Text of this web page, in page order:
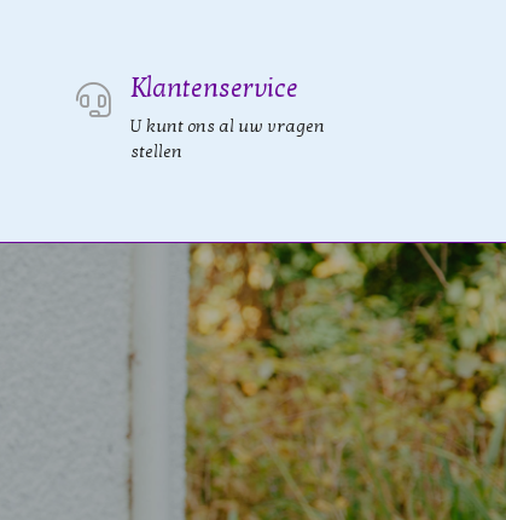
Klantenservice
U kunt ons al uw vragen
stellen